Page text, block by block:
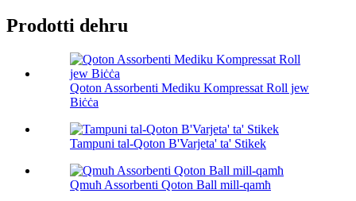
Prodotti dehru
Qoton Assorbenti Mediku Kompressat Roll jew
Biċċa
Tampuni tal-Qoton B'Varjeta' ta' Stikek
Qmuħ Assorbenti Qoton Ball mill-qamħ